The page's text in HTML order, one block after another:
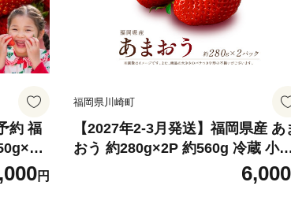
約 福
苺 イ
だも
円
福岡県川崎町
【2027年2-3月発送】福岡県産 あ
おう 約280g×2P 約560g 冷蔵 小分
け いちご 苺 イチゴ フルーツ 果
スイーツ くだもの 冬 春 旬 福岡 九
6,000